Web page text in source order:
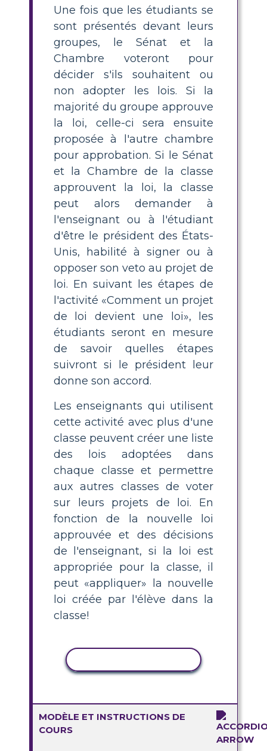
Une fois que les étudiants se
sont présentés devant leurs
groupes, le Sénat et la
Chambre voteront pour
décider s'ils souhaitent ou
non adopter les lois. Si la
majorité du groupe approuve
la loi, celle-ci sera ensuite
proposée à l'autre chambre
pour approbation. Si le Sénat
et la Chambre de la classe
approuvent la loi, la classe
peut alors demander à
l'enseignant ou à l'étudiant
d'être le président des États-
Unis, habilité à signer ou à
opposer son veto au projet de
loi. En suivant les étapes de
l'activité «Comment un projet
de loi devient une loi», les
étudiants seront en mesure
de savoir quelles étapes
suivront si le président leur
donne son accord.
Les enseignants qui utilisent
cette activité avec plus d'une
classe peuvent créer une liste
des lois adoptées dans
chaque classe et permettre
aux autres classes de voter
sur leurs projets de loi. En
fonction de la nouvelle loi
approuvée et des décisions
de l'enseignant, si la loi est
appropriée pour la classe, il
peut «appliquer» la nouvelle
loi créée par l'élève dans la
classe!
MODÈLE ET INSTRUCTIONS DE
COURS